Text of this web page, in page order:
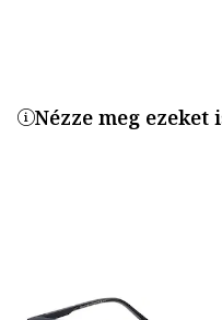
Nézze meg ezeket